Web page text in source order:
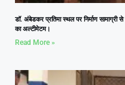
डॉ. अंबेडकर प्रतिमा स्थल पर निर्माण
का अल्टीमेटम।
Read More »